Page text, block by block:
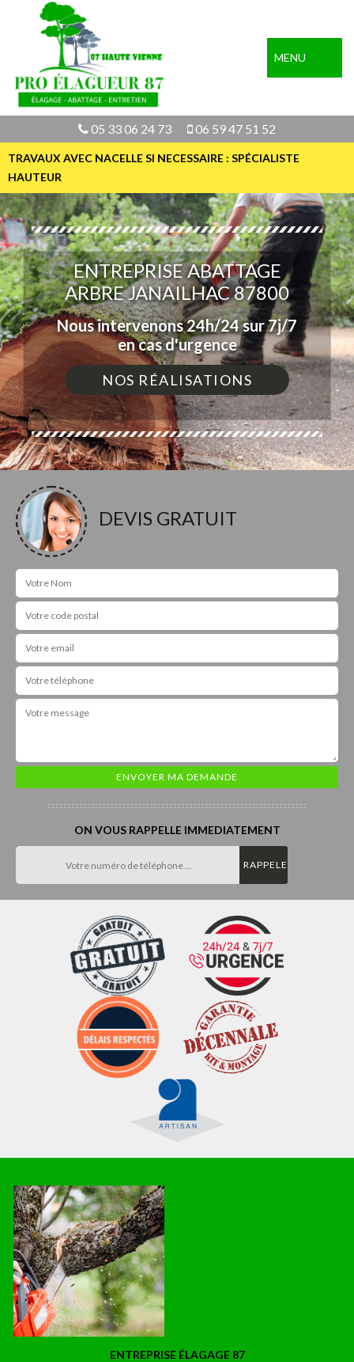
MENU
05 33 06 24 73 06 59 47 51 52
TRAVAUX AVEC NACELLE SI NECESSAIRE : SPÉCIALISTE
HAUTEUR
ENTREPRISE ABATTAGE
ARBRE JANAILHAC 87800
Nous intervenons 24h/24 sur 7j/7
en cas d'urgence
NOS RÉALISATIONS
DEVIS GRATUIT
ON VOUS RAPPELLE IMMEDIATEMENT
ENTREPRISE ÉLAGAGE 87